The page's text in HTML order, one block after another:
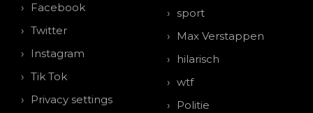
Facebook
Twitter
Instagram
Tik Tok
Privacy settings
sport
Max Verstappen
hilarisch
wtf
Politie